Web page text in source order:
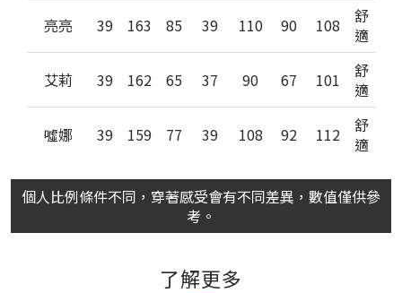
亮亮 39 163 85 39 110 90 108
舒
適
艾莉 39 162 65 37 90 67 101
舒
適
噓娜 39 159 77 39 108 92 112
舒
適
個人比例條件不同，穿著感受會有不同差異，數值僅供參
考。
了解更多